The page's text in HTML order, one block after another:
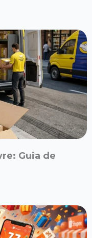
Guia de